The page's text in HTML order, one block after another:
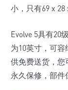
小，只有69 x 28
Evolve 5具有20
为10英寸，可
供免费送货，您
永久保修，部件